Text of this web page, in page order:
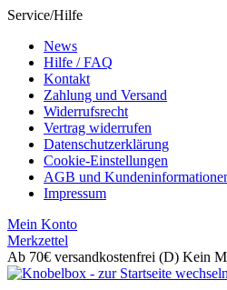
Service/Hilfe
News
Hilfe / FAQ
Kontakt
Zahlung und Versand
Widerrufsrecht
Vertrag widerrufen
Datenschutzerklärung
Cookie-Einstellungen
AGB und
Impressum
Mein Konto
Merkzettel
Ab 70€ versandkostenfrei (D) Kein